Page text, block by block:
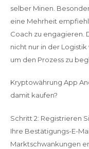
selber Minen.
eine Mehrheit
Coach zu engagieren.
nicht nur in der
um den Prozess zu
Kryptowährung App
damit kaufen?
Schritt 2: Registrieren
Ihre Bestätigungs-E-
Marktschwankungen